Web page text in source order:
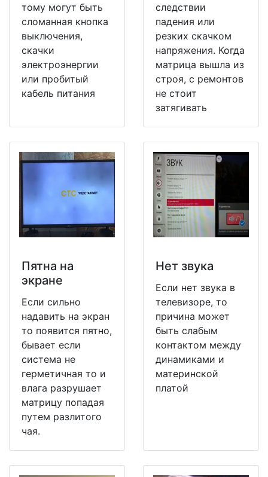
тому могут быть
сломанная кнопка
выключения,
скачки
электроэнергии
или пробитый
кабель питания
следствии
падения или
резких скачком
напряжения. Когда
матрица вышла из
строя, с ремонтов
не стоит
затягивать
Пятна на
экране
Если сильно
надавить на экран
то появится пятно,
бывает если
система не
герметичная то и
влага разрушает
матрицу попадая
путем разлитого
чая.
Нет звука
Если нет звука в
телевизоре, то
причина может
быть слабым
контактом между
динамиками и
материнской
платой